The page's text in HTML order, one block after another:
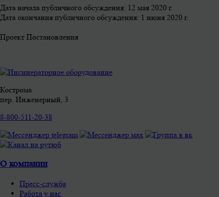
Дата начала публичного обсуждения: 12 мая 2020 г.
Дата окончания публичного обсуждения: 1 июня 2020 г.
Проект Постановления
Кострома
пер. Инженерный, 3
8-800-511-20-38
О компании
Пресс-служба
Работа у нас